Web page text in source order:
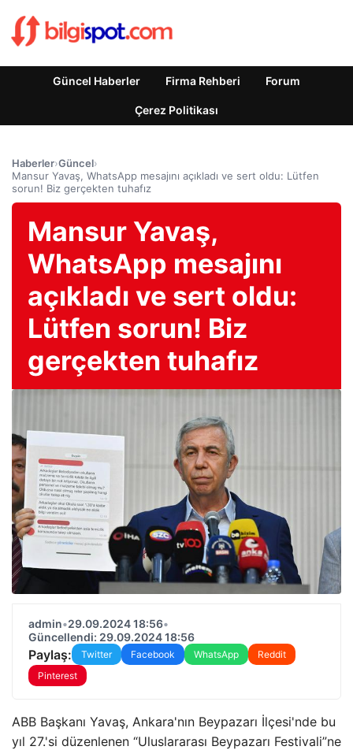
Güncel Haberler Firma Rehberi Forum
Çerez Politikası
Haberler›Güncel›
Mansur Yavaş, WhatsApp mesajını açıkladı ve sert oldu: Lütfen
sorun! Biz gerçekten tuhafız
Mansur Yavaş,
WhatsApp mesajını
açıkladı ve sert oldu:
Lütfen sorun! Biz
gerçekten tuhafız
admin•29.09.2024 18:56•
Güncellendi: 29.09.2024 18:56
Paylaş: Twitter Facebook WhatsApp
Reddit
Pinterest
ABB Başkanı Yavaş, Ankara'nın Beypazarı İlçesi'nde bu
yıl 27.'si düzenlenen “Uluslararası Beypazarı Festivali”ne